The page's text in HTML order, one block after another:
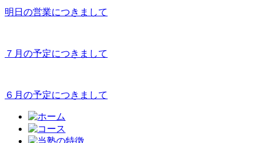
明日の営業につきまして
７月の予定につきまして
６月の予定につきまして